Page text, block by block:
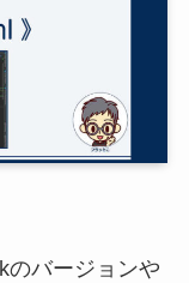
のバージョンや